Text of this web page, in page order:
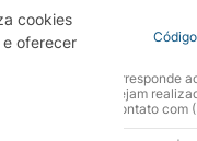
cookies
oferecer
atrapalhe o seu
assegurada,
no que
Covid-19
o seu site oficial
que não sejam
entrar em contato